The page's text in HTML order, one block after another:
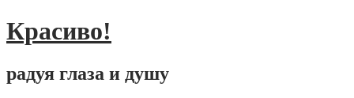
Красиво!
радуя глаза и душу